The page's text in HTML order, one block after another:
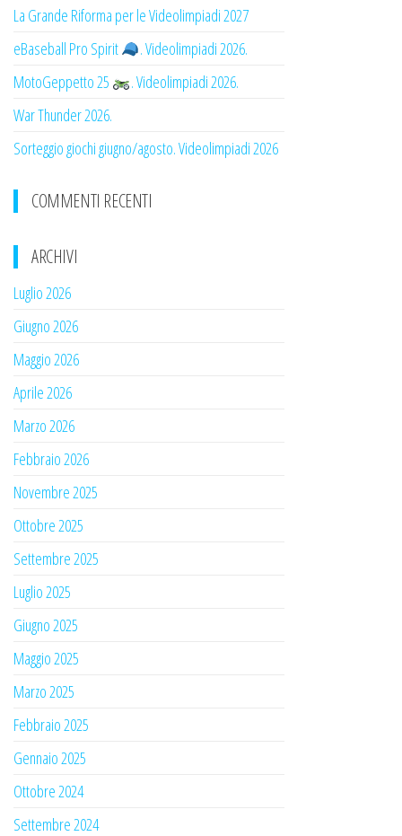
La Grande Riforma per le Videolimpiadi 2027
eBaseball Pro Spirit
. Videolimpiadi 2026.
MotoGeppetto 25
. Videolimpiadi 2026.
War Thunder 2026.
Sorteggio giochi giugno/agosto. Videolimpiadi 2026
COMMENTI RECENTI
ARCHIVI
Luglio 2026
Giugno 2026
Maggio 2026
Aprile 2026
Marzo 2026
Febbraio 2026
Novembre 2025
Ottobre 2025
Settembre 2025
Luglio 2025
Giugno 2025
Maggio 2025
Marzo 2025
Febbraio 2025
Gennaio 2025
Ottobre 2024
Settembre 2024